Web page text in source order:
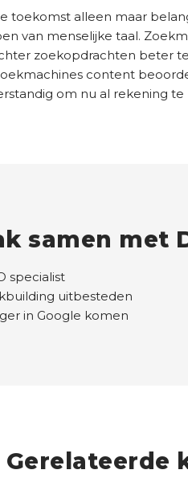
toekomst alleen maar
van menselijke taal.
zoekopdrachten beter
content
om nu al rekening te
Gerelateerde
samen met
specialist
uitbesteden
in Google komen